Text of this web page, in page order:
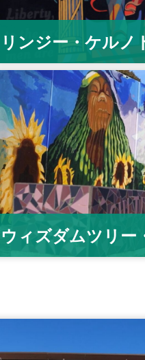
リンジー・ケルノ
ウィズダムツリー